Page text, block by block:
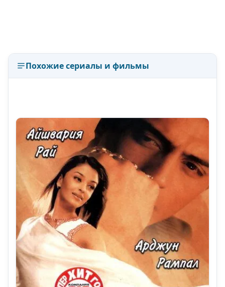
Похожие сериалы и фильмы